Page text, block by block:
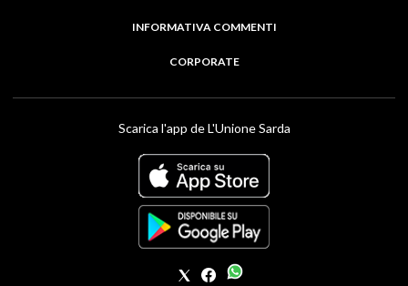
INFORMATIVA COMMENTI
CORPORATE
Scarica l'app de L'Unione Sarda